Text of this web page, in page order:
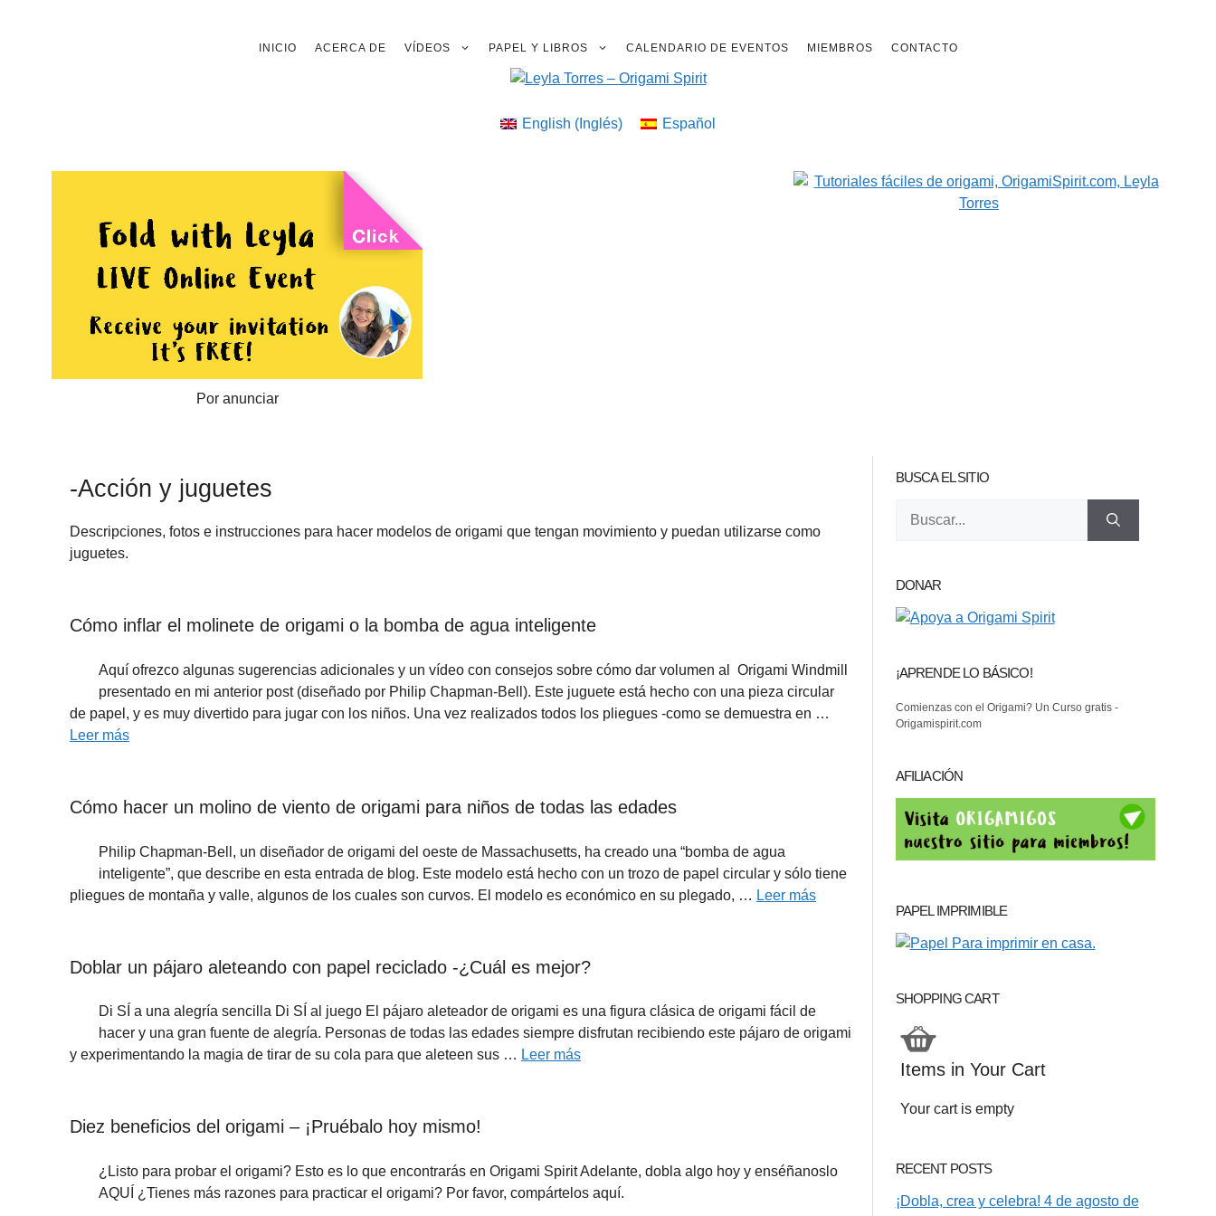
INICIO ACERCA DE VÍDEOS PAPEL Y LIBROS CALENDARIO DE EVENTOS MIEMBROS CONTACTO
English ( Inglés) Español
Por anunciar
-Acción y juguetes
Descripciones, fotos e instrucciones para hacer modelos de origami que tengan movimiento y puedan utilizarse como
juguetes.
Cómo inflar el molinete de origami o la bomba de agua inteligente
Aquí ofrezco algunas sugerencias adicionales y un vídeo con consejos sobre cómo dar volumen al Origami Windmill
presentado en mi anterior post (diseñado por Philip Chapman-Bell). Este juguete está hecho con una pieza circular
de papel, y es muy divertido para jugar con los niños. Una vez realizados todos los pliegues -como se demuestra en …
Leer más
Cómo hacer un molino de viento de origami para niños de todas las edades
Philip Chapman-Bell, un diseñador de origami del oeste de Massachusetts, ha creado una “bomba de agua
inteligente”, que describe en esta entrada de blog. Este modelo está hecho con un trozo de papel circular y sólo tiene
pliegues de montaña y valle, algunos de los cuales son curvos. El modelo es económico en su plegado, … Leer más
Doblar un pájaro aleteando con papel reciclado -¿Cuál es mejor?
Di SÍ a una alegría sencilla Di SÍ al juego El pájaro aleteador de origami es una figura clásica de origami fácil de
hacer y una gran fuente de alegría. Personas de todas las edades siempre disfrutan recibiendo este pájaro de origami
y experimentando la magia de tirar de su cola para que aleteen sus … Leer más
Diez beneficios del origami – ¡Pruébalo hoy mismo!
¿Listo para probar el origami? Esto es lo que encontrarás en Origami Spirit Adelante, dobla algo hoy y enséñanoslo
AQUÍ ¿Tienes más razones para practicar el origami? Por favor, compártelos aquí.
BUSCA EL SITIO
DONAR
¡APRENDE LO BÁSICO!
Comienzas con el Origami? Un Curso gratis -
Origamispirit.com
AFILIACIÓN
PAPEL IMPRIMIBLE
SHOPPING CART
Items in Your Cart
Your cart is empty
RECENT POSTS
¡Dobla, crea y celebra! 4 de agosto de